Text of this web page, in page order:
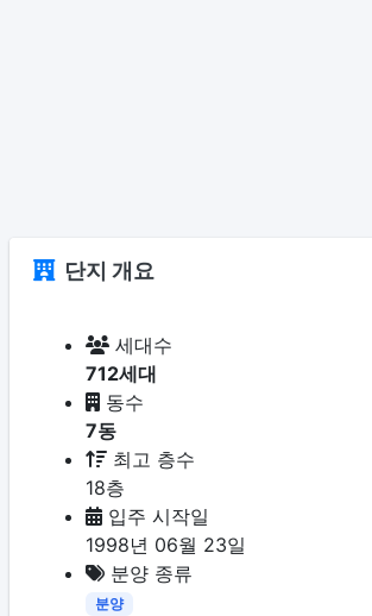
단지 개요
세대수
712세대
동수
7동
최고 층수
18층
입주 시작일
1998년 06월 23일
분양 종류
분양